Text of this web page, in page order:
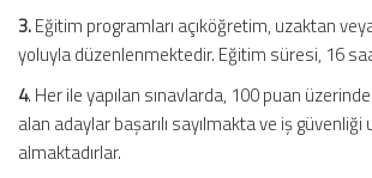
3.Eğitim programları açıköğretim, uzaktan
yoluyla düzenlenmektedir. Eğitim süresi, 16
4. Her ile yapılan sınavlarda, 100 puan
alan adaylar başarılı sayılmakta ve iş güvenliği
almaktadırlar.